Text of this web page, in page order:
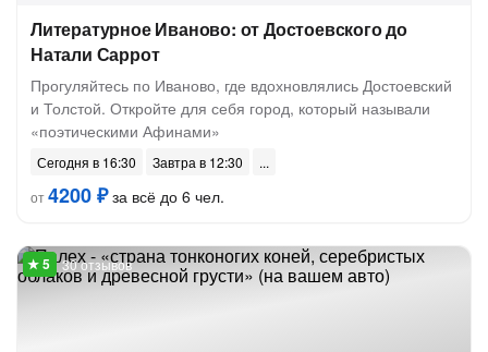
Литературное Иваново: от Достоевского до
Натали Саррот
Прогуляйтесь по Иваново, где вдохновлялись Достоевский
и Толстой. Откройте для себя город, который называли
«поэтическими Афинами»
Сегодня в 16:30
Завтра в 12:30
от4200 ₽за всё до 6 чел.
30 отзывов